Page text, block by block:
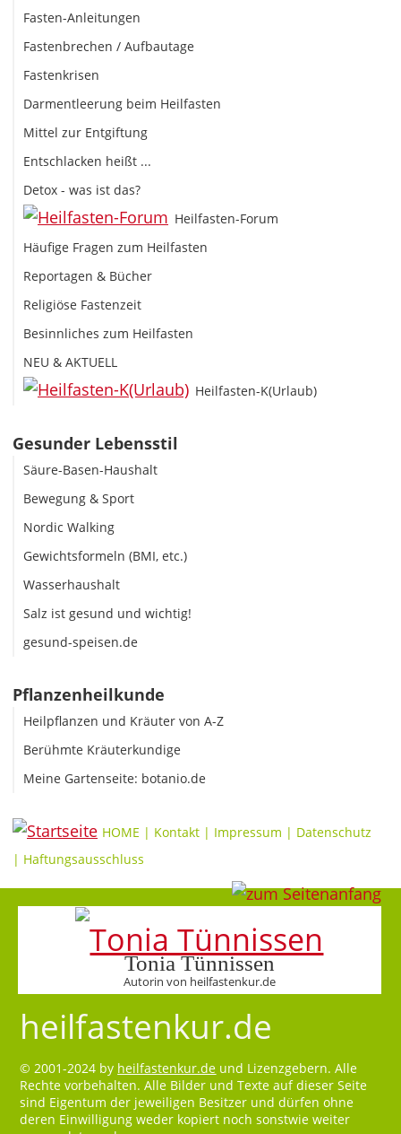
Fasten-Anleitungen
Fastenbrechen / Aufbautage
Fastenkrisen
Darmentleerung beim Heilfasten
Mittel zur Entgiftung
Entschlacken heißt ...
Detox - was ist das?
Heilfasten-Forum
Häufige Fragen zum Heilfasten
Reportagen & Bücher
Religiöse Fastenzeit
Besinnliches zum Heilfasten
NEU & AKTUELL
Heilfasten-K(Urlaub)
Gesunder Lebensstil
Säure-Basen-Haushalt
Bewegung & Sport
Nordic Walking
Gewichtsformeln (BMI, etc.)
Wasserhaushalt
Salz ist gesund und wichtig!
gesund-speisen.de
Pflanzenheilkunde
Heilpflanzen und Kräuter von A-Z
Berühmte Kräuterkundige
Meine Gartenseite: botanio.de
HOME | Kontakt | Impressum | Datenschutz
| Haftungsausschluss
Tonia Tünnissen
Autorin von heilfastenkur.de
heilfastenkur.de
© 2001-2024 by heilfastenkur.de und Lizenzgebern. Alle
Rechte vorbehalten. Alle Bilder und Texte auf dieser Seite
sind Eigentum der jeweiligen Besitzer und dürfen ohne
deren Einwilligung weder kopiert noch sonstwie weiter